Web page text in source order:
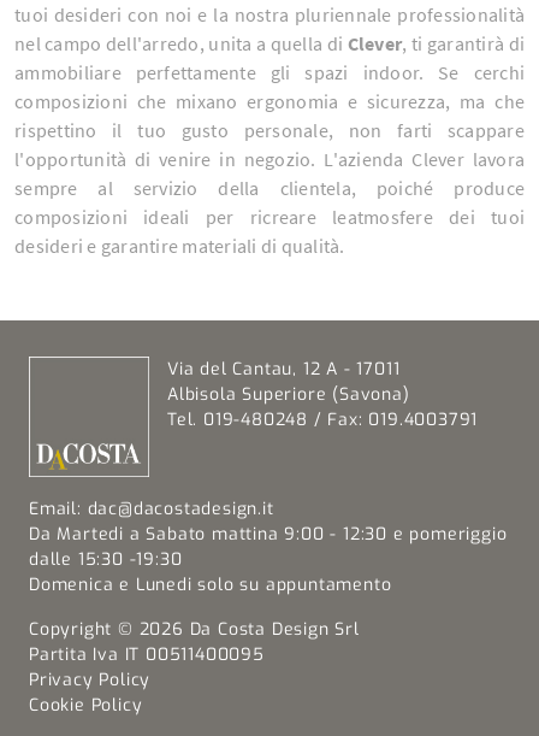
tuoi desideri con noi e la nostra pluriennale professionalità
nel campo dell'arredo, unita a quella di Clever, ti garantirà di
ammobiliare perfettamente gli spazi indoor. Se cerchi
composizioni che mixano ergonomia e sicurezza, ma che
rispettino il tuo gusto personale, non farti scappare
l'opportunità di venire in negozio. L'azienda Clever lavora
sempre al servizio della clientela, poiché produce
composizioni ideali per ricreare leatmosfere dei tuoi
desideri e garantire materiali di qualità.
Via del Cantau, 12 A - 17011
Albisola Superiore (Savona)
Tel. 019-480248 / Fax: 019.4003791
Email: dac@dacostadesign.it
Da Martedi a Sabato mattina 9:00 - 12:30 e pomeriggio
dalle 15:30 -19:30
Domenica e Lunedi solo su appuntamento
Copyright © 2026 Da Costa Design Srl
Partita Iva IT 00511400095
Privacy Policy
Cookie Policy